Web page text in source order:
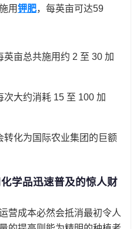
用钾肥，每英亩可达59
亩总共施用约 2 至 30 加
大约消耗 15 至 100 加
转化为国际农业集团的巨额
学品迅速普及的惊人财
营成本必然会抵消最初令人